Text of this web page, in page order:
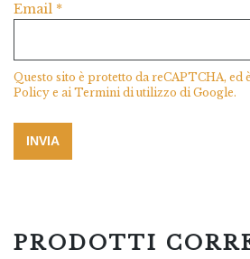
Email *
Questo sito è protetto da reCAPTCHA, ed
Policy e aiTermini di utilizzo di Google.
PRODOTTI